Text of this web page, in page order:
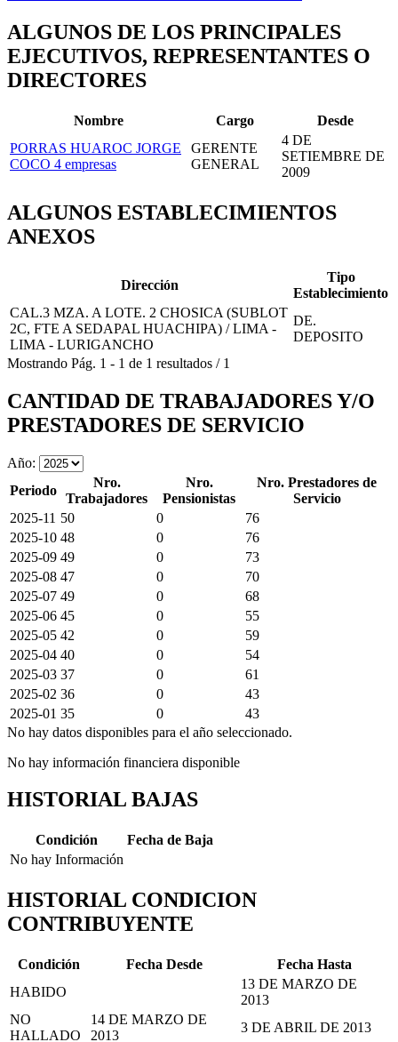
ALGUNOS DE LOS PRINCIPALES
EJECUTIVOS, REPRESENTANTES O
DIRECTORES
Nombre Cargo
Desde
PORRAS HUAROC JORGE
COCO 4 empresas
GERENTE
GENERAL
4 DE
SETIEMBRE DE
2009
ALGUNOS ESTABLECIMIENTOS
ANEXOS
Dirección
Tipo
Establecimiento
CAL.3 MZA. A LOTE. 2 CHOSICA (SUBLOT
2C, FTE A SEDAPAL HUACHIPA) / LIMA -
LIMA - LURIGANCHO
DE.
DEPOSITO
Mostrando Pág. 1 - 1 de 1 resultados / 1
CANTIDAD DE TRABAJADORES Y/O
PRESTADORES DE SERVICIO
Año:
Periodo
Nro.
Trabajadores
Nro.
Pensionistas
Nro. Prestadores de
Servicio
2025-11 50 0
76
2025-10 48 0
76
2025-09 49 0
73
2025-08 47 0
70
2025-07 49 0
68
2025-06 45 0
55
2025-05 42 0
59
2025-04 40 0
54
2025-03 37 0
61
2025-02 36 0
43
2025-01 35 0
43
No hay datos disponibles para el año seleccionado.
No hay información financiera disponible
HISTORIAL BAJAS
Condición
Fecha de Baja
No hay Información
HISTORIAL CONDICION
CONTRIBUYENTE
Condición Fecha Desde
Fecha Hasta
HABIDO
13 DE MARZO DE
2013
NO
HALLADO
14 DE MARZO DE
2013
3 DE ABRIL DE 2013